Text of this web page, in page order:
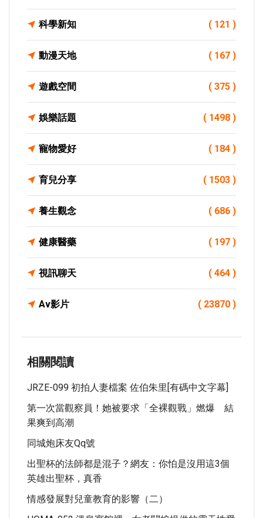
科學新知 ( 121 )
動漫天地 ( 167 )
遊戲空間 ( 375 )
娛樂話題 ( 1498 )
寵物愛好 ( 184 )
育兒分享 ( 1503 )
養生觀念 ( 686 )
健康醫藥 ( 197 )
視訊聊天 ( 464 )
Av影片 ( 23870 )
相關閱讀
JRZE-099 初拍人妻檔案 佐伯朱里[有碼中文字幕]
第一次當觀察員！她被要求「全裸觀戰」燃爆 結
果爽到高潮
同城炮床友qq號
出聖杯的法師都是混子？網友：你怕是沒用這3個
英雄出聖杯，真香
情感發展對兒童教育的影響（二）